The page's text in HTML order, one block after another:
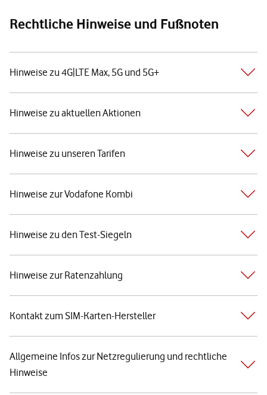
Rechtliche Hinweise und Fußnoten
Hinweise zu 4G|LTE Max, 5G und 5G+
Hinweise zu aktuellen Aktionen
Hinweise zu unseren Tarifen
Hinweise zur Vodafone Kombi
Hinweise zu den Test-Siegeln
Hinweise zur Ratenzahlung
Kontakt zum SIM-Karten-Hersteller
Allgemeine Infos zur Netzregulierung und rechtliche
Hinweise